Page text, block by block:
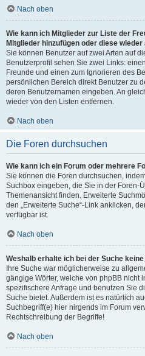
Nach oben
Wie kann ich Mitglieder zur Liste der
Mitglieder hinzufügen oder diese
Sie können Benutzer auf zwei Arten auf
Benutzerprofil sehen Sie zwei Links:
Freunde und einen zum Ignorieren des
persönlichen Bereich direkt Benutzer zu
deren Benutzernamen eingeben. An
wieder von den Listen entfernen.
Nach oben
Die Foren durchsuchen
Wie kann ich ein Forum oder mehrere
Sie können die Foren durchsuchen,
Suchbox eingeben, die Sie in der Foren-
Themenansicht finden. Erweiterte
den „Erweiterte Suche“-Link anklicken,
verfügbar ist.
Nach oben
Weshalb erhalte ich bei der Suche
Ihre Suche war möglicherweise zu
gängige Wörter, welche von phpBB nicht
spezifischere Anfrage und benutzen Sie
Suche bietet. Außerdem ist es natürlich
Suchbegriff(e) hier nirgends im Forum
Rechtschreibung der Begriffe!
Nach oben